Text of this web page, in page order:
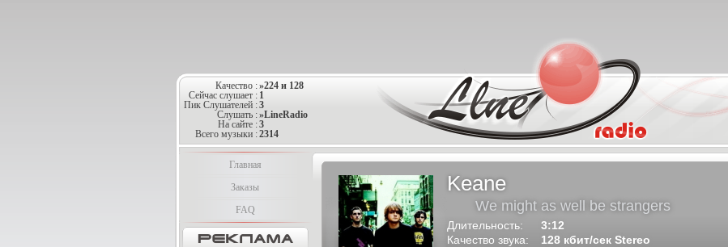
Качество :»224 и 128
Сейчас слушает : 1
Пик Слушателей :3
Слушать :»LineRadio
На сайте :3
Всего музыки :2314
Главная
Заказы
FAQ
Keane
We might as well be strangers
Длительность:
3:12
Качество звука:
128 кбит/сек Stereo